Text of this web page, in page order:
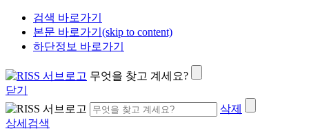
검색 바로가기
본문 바로가기(skip to content)
하단정보 바로가기
무엇을 찾고 계세요?
닫기
삭제
상세검색